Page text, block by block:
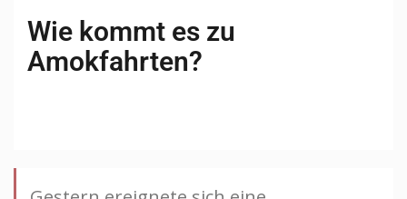
Wie kommt es zu
Amokfahrten?